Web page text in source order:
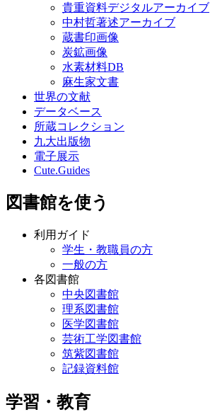
貴重資料デジタルアーカイブ
中村哲著述アーカイブ
蔵書印画像
炭鉱画像
水素材料DB
麻生家文書
世界の文献
データベース
所蔵コレクション
九大出版物
電子展示
Cute.Guides
図書館を使う
利用ガイド
学生・教職員の方
一般の方
各図書館
中央図書館
理系図書館
医学図書館
芸術工学図書館
筑紫図書館
記録資料館
学習・教育